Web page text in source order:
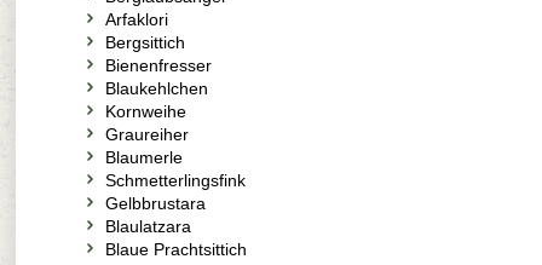
Arfaklori
Bergsittich
Bienenfresser
Blaukehlchen
Kornweihe
Graureiher
Blaumerle
Schmetterlingsfink
Gelbbrustara
Blaulatzara
Blaue Prachtsittich